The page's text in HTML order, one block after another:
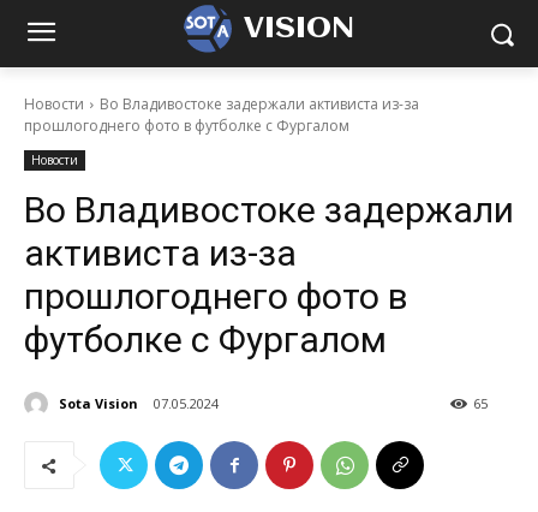
VISION
Новости
Во Владивостоке задержали активиста из-за
прошлогоднего фото в футболке с Фургалом
Новости
Во Владивостоке задержали
активиста из-за
прошлогоднего фото в
футболке с Фургалом
Sota Vision 07.05.2024 65